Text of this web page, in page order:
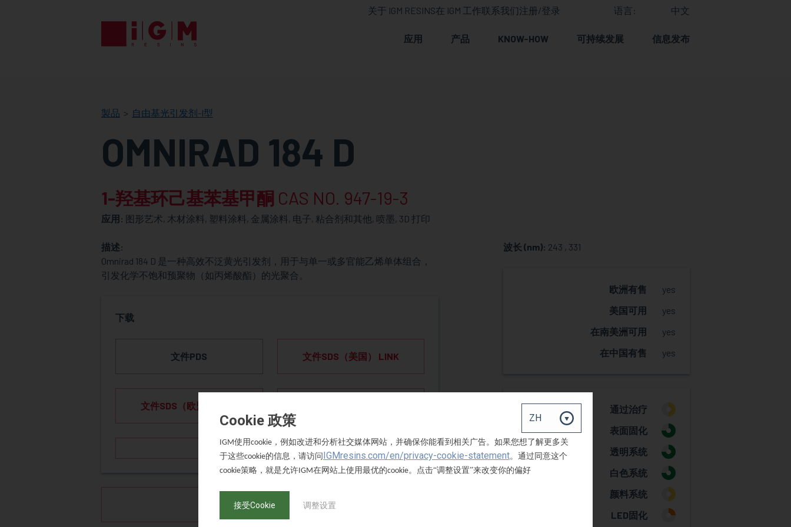
应用 产品 KNOW-HOW 可持续发展 信息发布
语言: 中文
关于 IGM RESINS在 IGM 工作联系我们注册/登录
RESINS
製品 自由基光引发剂-I型
OMNIRAD 184 D
1-羟基环己基苯基甲酮 CAS NO. 947-19-3
应用: 图形艺术, 木材涂料, 塑料涂料, 金属涂料, 电子, 粘合剂和其他, 喷墨, 3D 打印
描述:
Omnirad 184 D 是一种高效不泛黄光引发剂，用于与单一或多官能乙烯单体组合，
引发化学不饱和预聚物（如丙烯酸酯）的光聚合。
下载
文件PDS 文件SDS（美国） LINK
文件SDS（欧盟） LINK
索取樣品
波长 (nm): 243 , 331
欧洲有售
yes
美国可用
yes
在南美洲可用
yes
在中国有售
yes
通过治疗
2
表面固化
3
透明系统
3
白色系统
3
颜料系统
2
LED固化
1
Cookie 政策
IGM使用cookie ，例如改进和分析社交媒体网站，并确保你能看到相关广告。如果您想了解更多关
于这些cookie的信息，请访问IGMresins.com/en/privacy-cookie-statement。通过同意这个
cookie策略，就是允许IGM在网站上使用最优的cookie。点击“调整设置”来改变你的偏好
接受Cookie 调整设置